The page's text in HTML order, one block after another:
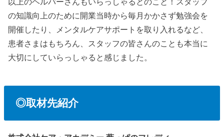
の知識向上のために開業当時から毎月かかさず勉強会を
開催したり、メンタルケアサポートを取り入れるなど、
患者さまはもちろん、スタッフの皆さんのことも本当に
大切にしていらっしゃると感じました。
◎取材先紹介